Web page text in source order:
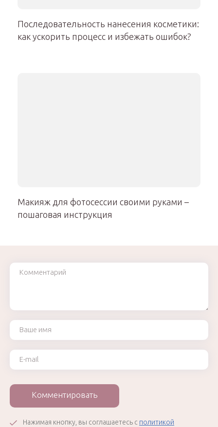
Последовательность нанесения косметики:
как ускорить процесс и избежать ошибок?
Макияж для фотосессии своими руками –
пошаговая инструкция
Комментарий
Ваше имя
Ваш e-mail
Комментировать
Нажимая кнопку, вы соглашаетесь с политикой